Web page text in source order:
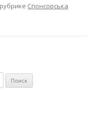
Спонсорська